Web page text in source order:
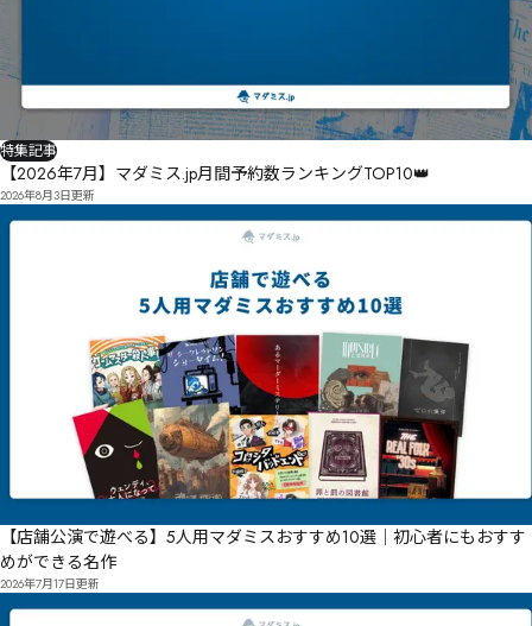
特集記事
【2026年7月】マダミス.jp月間予約数ランキングTOP10👑
2026年8月3日更新
【店舗公演で遊べる】5人用マダミスおすすめ10選｜初心者にもおすす
めができる名作
2026年7月17日更新